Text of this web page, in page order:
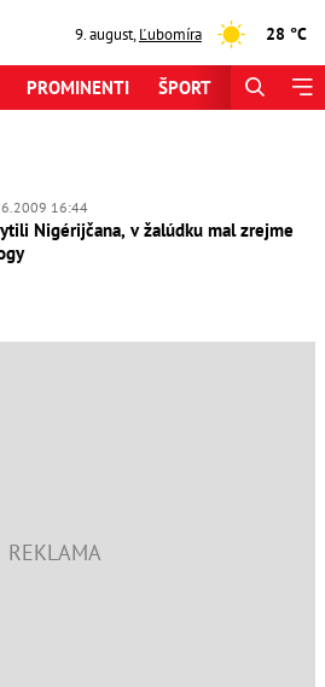
9. august,Ľubomíra 28 °C
PROMINENTI ŠPORT
16:44
Nigérijčana, v žalúdku mal zrejme